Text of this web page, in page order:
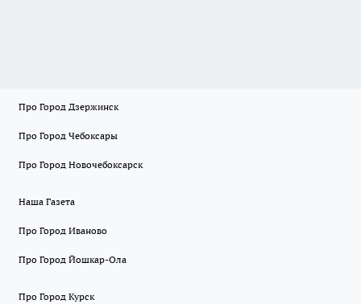
Про Город Дзержинск
Про Город Чебоксары
Про Город Новочебоксарск
Наша Газета
Про Город Иваново
Про Город Йошкар-Ола
Про Город Курск